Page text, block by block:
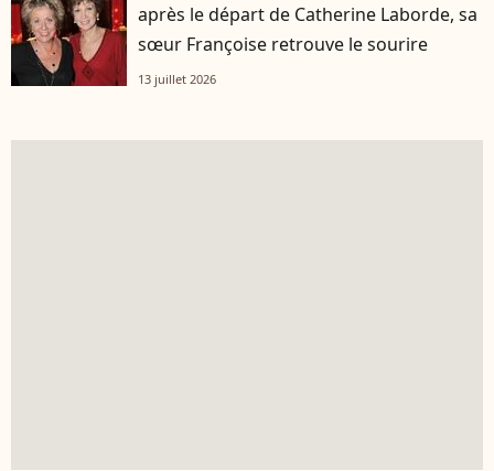
après le départ de Catherine Laborde, sa
sœur Françoise retrouve le sourire
13 juillet 2026